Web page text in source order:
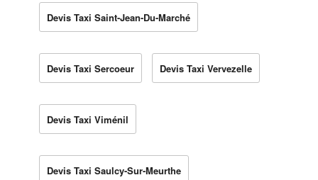
Devis Taxi Saint-Jean-Du-Marché
Devis Taxi Sercoeur Devis Taxi Vervezelle
Devis Taxi Viménil
Devis Taxi Saulcy-Sur-Meurthe